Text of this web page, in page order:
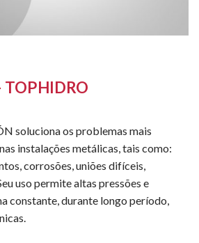
TOPHIDRO
soluciona os problemas mais
instalações metálicas, tais como:
corrosões, uniões difíceis,
uso permite altas pressões e
constante, durante longo período,